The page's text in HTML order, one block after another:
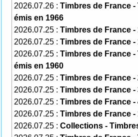
2026.07.26 : Timbres de France
émis en 1966
2026.07.25 : Timbres de France -
2026.07.25 : Timbres de France -
2026.07.25 : Timbres de France
émis en 1960
2026.07.25 : Timbres de France -
2026.07.25 : Timbres de France -
2026.07.25 : Timbres de France -
2026.07.25 : Timbres de France -
2026.07.25 : Collections -